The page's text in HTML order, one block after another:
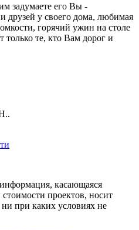
задумаете его Вы -
у своего дома, любимая
горячий ужин на столе
только те, кто Вам дорог и
.
касающаяся
проектов, носит
при каких условиях не